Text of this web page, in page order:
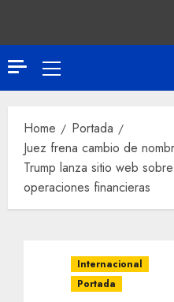
Home
Portada
Juez frena cambio de
Trump lanza sitio web
operaciones financieras
Internacional
Portada